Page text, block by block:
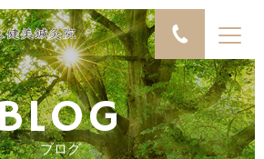
ブログ